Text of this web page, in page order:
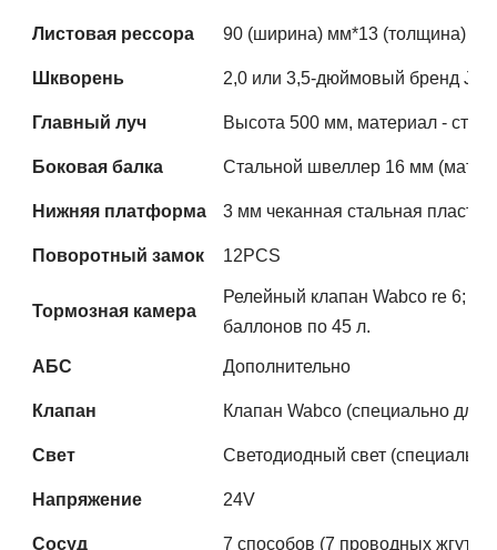
Листовая рессора 90 (ширина) мм*13 (толщина)
Шкворень 2,0 или 3,5-дюймовый бренд
Главный луч Высота 500 мм, материал -
Боковая балка Стальной швеллер 16 мм
Нижняя платформа 3 мм чеканная стальная
Поворотный замок 12PCS
Тормозная камера
Релейный клапан Wabco re 6;
баллонов по 45 л.
АБС Дополнительно
Клапан Клапан Wabco (специально для
Свет Светодиодный свет
Напряжение 24V
Сосуд 7 способов (7 проводных жгутов)